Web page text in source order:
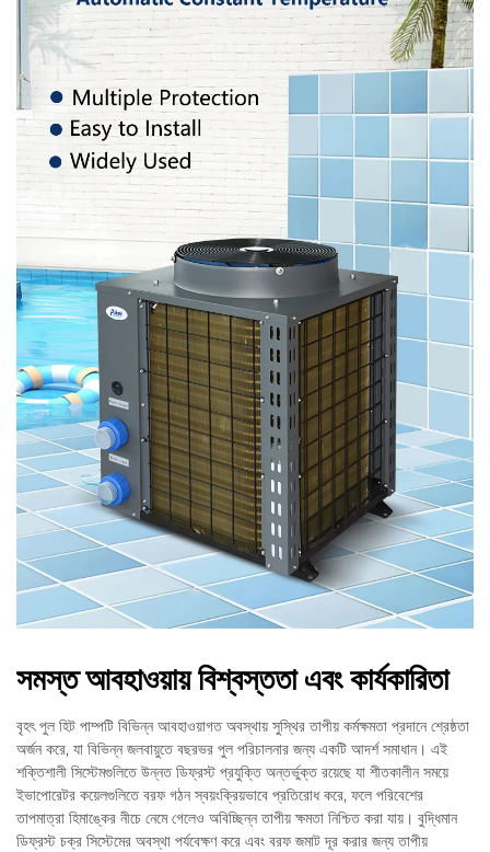
সমস্ত আবহাওয়ায় বিশ্বস্ততা এবং কার্যকারিতা
বৃহৎ পুল হিট পাম্পটি বিভিন্ন আবহাওয়াগত অবস্থায় সুস্থির তাপীয় কর্মক্ষমতা প্রদানে শ্রেষ্ঠতা
অর্জন করে, যা বিভিন্ন জলবায়ুতে বছরভর পুল পরিচালনার জন্য একটি আদর্শ সমাধান। এই
শক্তিশালী সিস্টেমগুলিতে উন্নত ডিফ্রস্ট প্রযুক্তি অন্তর্ভুক্ত রয়েছে যা শীতকালীন সময়ে
ইভাপোরেটর কয়েলগুলিতে বরফ গঠন স্বয়ংক্রিয়ভাবে প্রতিরোধ করে, ফলে পরিবেশের
তাপমাত্রা হিমাঙ্কের নীচে নেমে গেলেও অবিচ্ছিন্ন তাপীয় ক্ষমতা নিশ্চিত করা যায়। বুদ্ধিমান
ডিফ্রস্ট চক্র সিস্টেমের অবস্থা পর্যবেক্ষণ করে এবং বরফ জমাট দূর করার জন্য তাপীয়